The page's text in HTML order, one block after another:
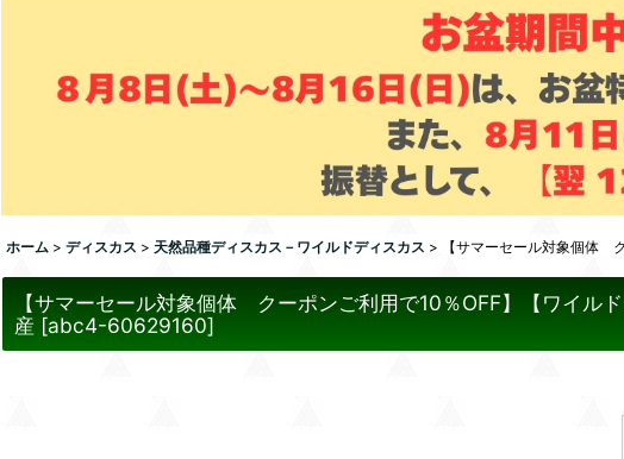
ホーム > ディスカス > 天然品種ディスカス－ワイルドディスカス > 【サマーセール対象個体
【サマーセール対象個体 クーポンご利用で10％OFF】【ワイル
産 [abc4-60629160]